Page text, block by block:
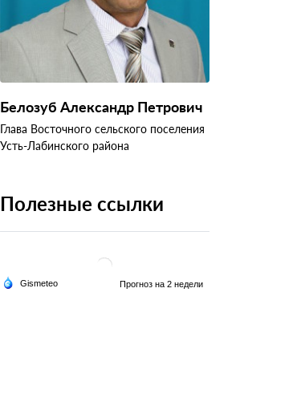
Белозуб Александр Петрович
Глава Восточного сельского поселения
Усть-Лабинского района
Полезные ссылки